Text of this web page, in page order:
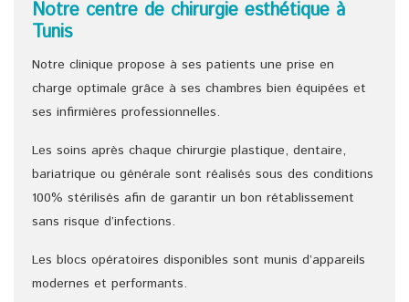
Notre centre de chirurgie esthétique à
Tunis
Notre clinique propose à ses patients une prise en
charge optimale grâce à ses chambres bien équipées et
ses infirmières professionnelles.
Les soins après chaque chirurgie plastique, dentaire,
bariatrique ou générale sont réalisés sous des conditions
100% stérilisés afin de garantir un bon rétablissement
sans risque d’infections.
Les blocs opératoires disponibles sont munis d’appareils
modernes et performants.